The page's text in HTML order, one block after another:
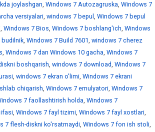
joylashgan, Windows 7 Autozagruska, Windows 7
versiyalari, windows 7 bepul , Windows 7 bepul
, Windows 7 Bios, Windows 7 boshlang'ich, Windows
budilnik, Windows 7 Build 7601, windows 7 cherez
, Windows 7 dan Windows 10 gacha, Windows 7
boshqarish, windows 7 download, Windows 7
, windows 7 ekran o'limi, Windows 7 ekrani
chiqarish, Windows 7 emulyatori, Windows 7
7 faollashtirish holda, Windows 7
, Windows 7 fayl tizimi, Windows 7 fayl xostlari,
7 flesh-diskni ko'rsatmaydi, Windows 7 fon ish stoli,